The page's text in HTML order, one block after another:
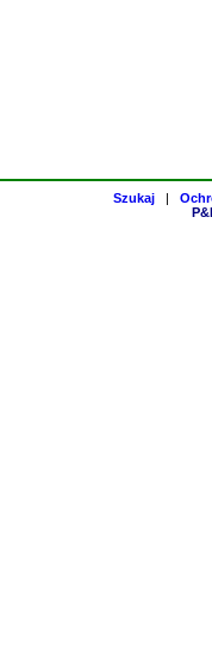
Szukaj |